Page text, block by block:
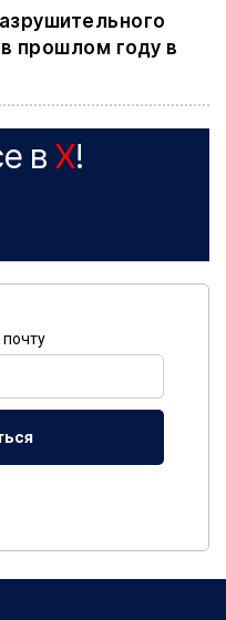
прошлом году в
в X!